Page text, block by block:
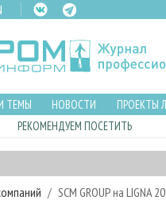
ТЕМЫ НОВОСТИ ПРОЕКТЫ
РЕКОМЕНДУЕМ ПОСЕТИТЬ
SCM GROUP на